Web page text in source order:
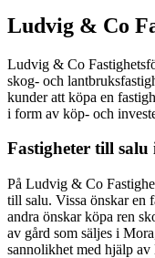
Ludvig & Co
Ludvig & Co
skog- och
kunder att köpa en
i form av köp- och
Fastigheter till salu
På Ludvig & Co
till salu. Vissa önskar en
andra önskar köpa ren
av gård som säljes i Mora
sannolikhet med hjälp